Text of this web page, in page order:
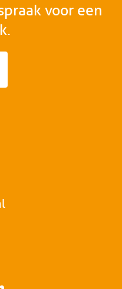
voor een